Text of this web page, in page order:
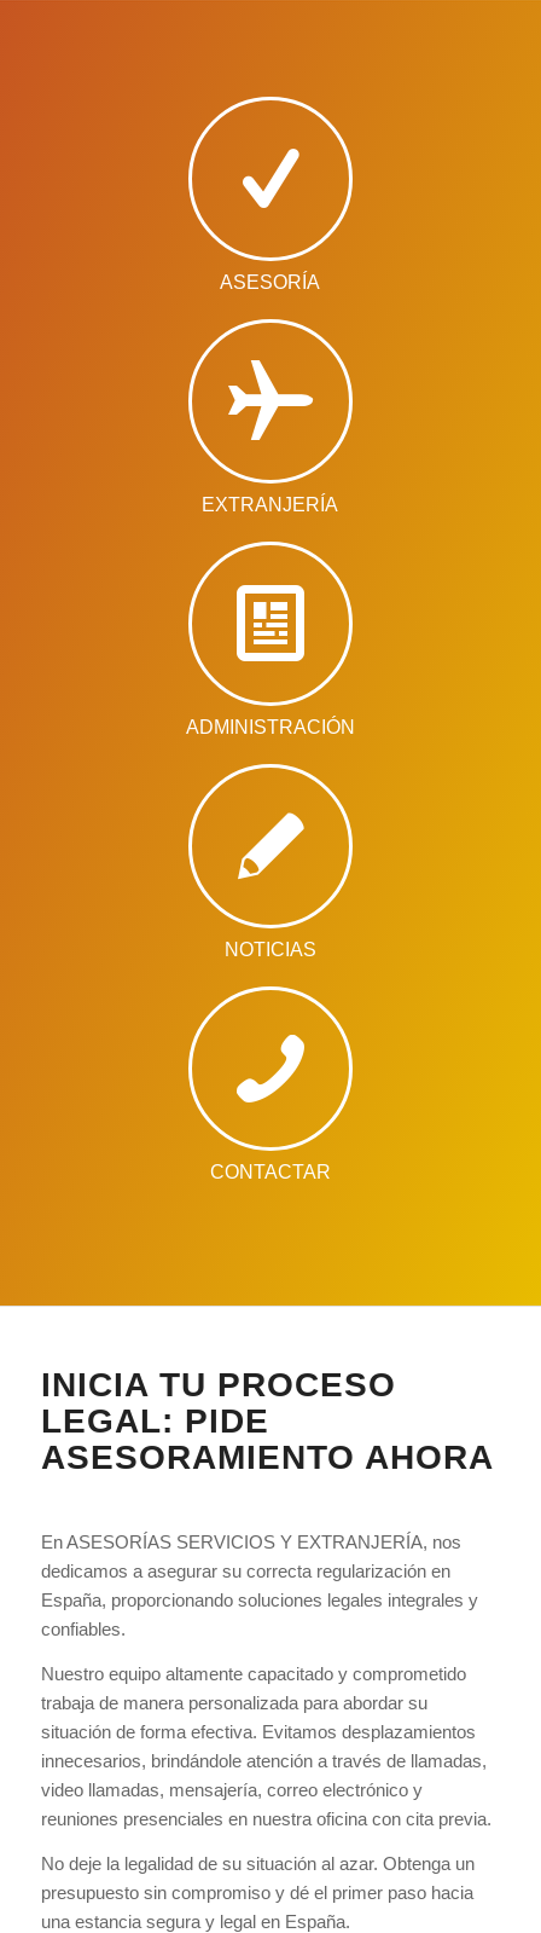
ASESORÍA
EXTRANJERÍA
ADMINISTRACIÓN
NOTICIAS
CONTACTAR
INICIA TU PROCESO
LEGAL: PIDE
ASESORAMIENTO AHORA
En ASESORÍAS SERVICIOS Y EXTRANJERÍA, nos
dedicamos a asegurar su correcta regularización en
España, proporcionando soluciones legales integrales y
confiables.
Nuestro equipo altamente capacitado y comprometido
trabaja de manera personalizada para abordar su
situación de forma efectiva. Evitamos desplazamientos
innecesarios, brindándole atención a través de llamadas,
video llamadas, mensajería, correo electrónico y
reuniones presenciales en nuestra oficina con cita previa.
No deje la legalidad de su situación al azar. Obtenga un
presupuesto sin compromiso y dé el primer paso hacia
una estancia segura y legal en España.